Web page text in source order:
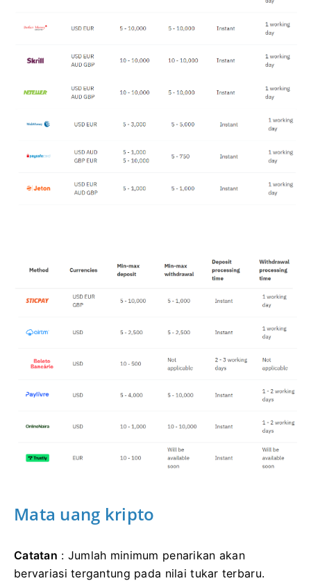
Mata uang kripto
Catatan : Jumlah minimum penarikan akan
bervariasi tergantung pada nilai tukar terbaru.